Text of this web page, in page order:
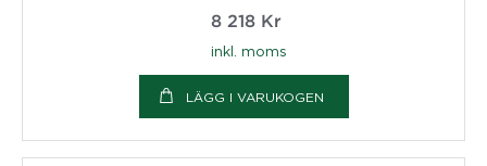
8 218 Kr
inkl. moms
LÄGG I VARUKOGEN